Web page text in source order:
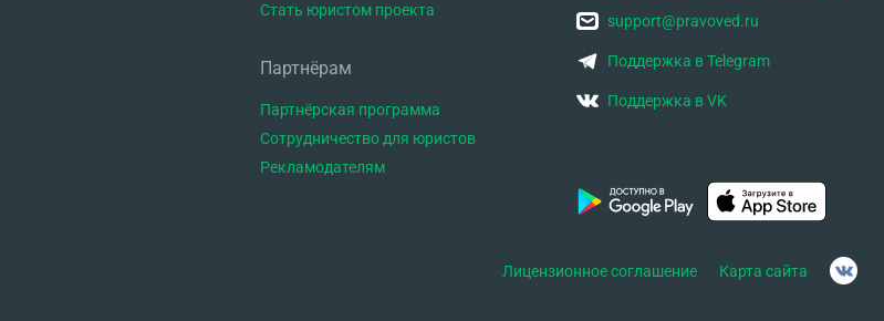
Стать юристом проекта
Партнёрам
Партнёрская программа
Сотрудничество для юристов
Рекламодателям
support@pravoved.ru
Поддержка в Telegram
Поддержка в VK
Лицензионное соглашение Карта сайта